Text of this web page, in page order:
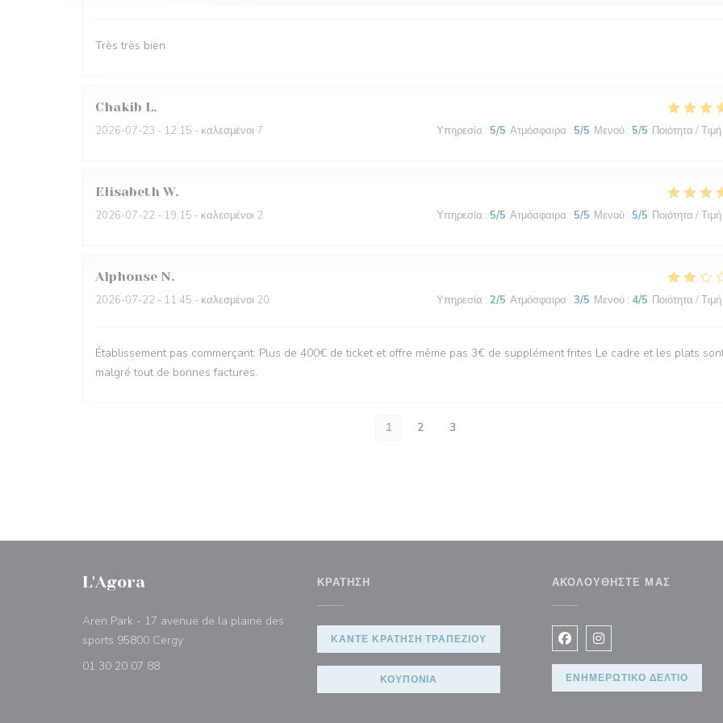
Très très bien
Chakib L
2026-07-23 - 12:15 - καλεσμένοι 7 Υπηρεσία : 5/5 Ατμόσφαιρα : 5/5 Μενού : 5/5 Ποιότητα / Τιμή
Elisabeth W
2026-07-22 - 19:15 - καλεσμένοι 2 Υπηρεσία : 5/5 Ατμόσφαιρα : 5/5 Μενού : 5/5 Ποιότητα / Τιμή
Alphonse N
2026-07-22 - 11:45 - καλεσμένοι 20 Υπηρεσία : 2/5 Ατμόσφαιρα : 3/5 Μενού : 4/5 Ποιότητα / Τιμή
Établissement pas commerçant. Plus de 400€ de ticket et offre même pas 3€ de supplément frites Le cadre et les plats
malgré tout de bonnes factures.
1 2 3
L'Agora
Aren Park - 17 avenue de la plaine des
sports 95800 Cergy((ανοίγει σε νέο παράθυρο))
01 30 20 07 88
ΚΡΆΤΗΣΗ
ΚΆΝΤΕ ΚΡΆΤΗΣΗ ΤΡΑΠΕΖΙΟΎ
ΚΟΥΠΌΝΙΑ
ΑΚΟΛΟΥΘΉΣΤΕ ΜΑΣ
Facebook ((ανοίγει σε νέο
Instagram ((ανοίγει
ΕΝΗΜΕΡΩΤΙΚΌ ΔΕΛΤΊΟ